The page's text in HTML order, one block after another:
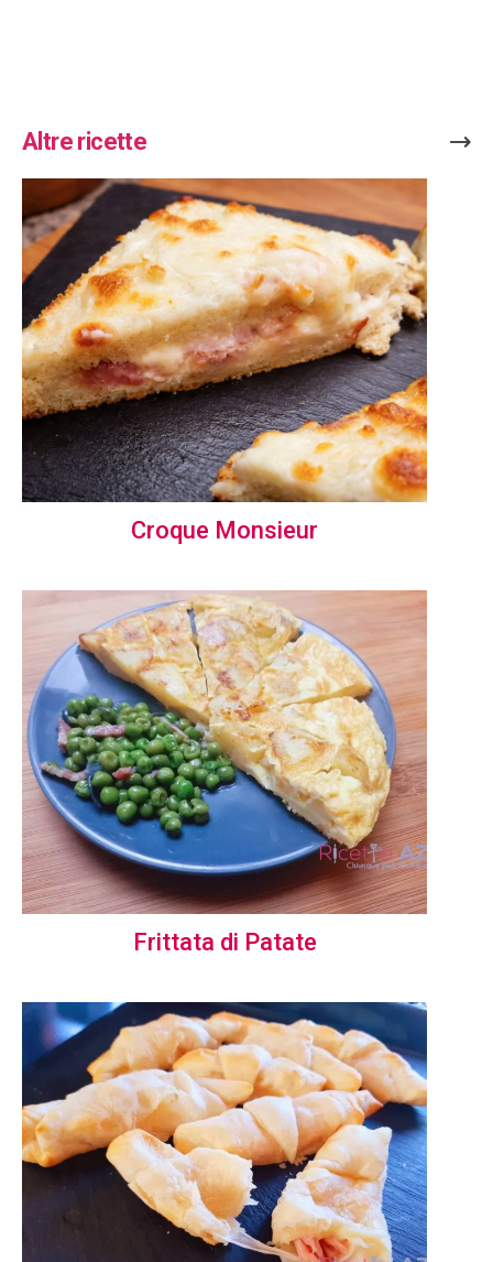
Altre ricette
Croque Monsieur
Frittata di Patate